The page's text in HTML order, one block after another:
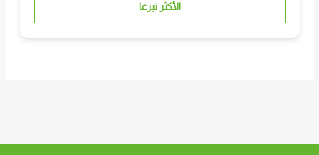
الأكثر تبرعا